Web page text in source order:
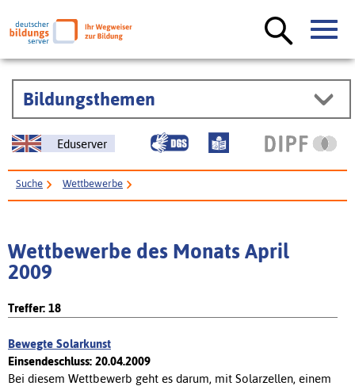
Bildungsthemen
Eduserver
Suche Wettbewerbe
Wettbewerbe des Monats April
2009
Treffer: 18
Bewegte Solarkunst
Einsendeschluss: 20.04.2009
Bei diesem Wettbewerb geht es darum, mit Solarzellen, einem